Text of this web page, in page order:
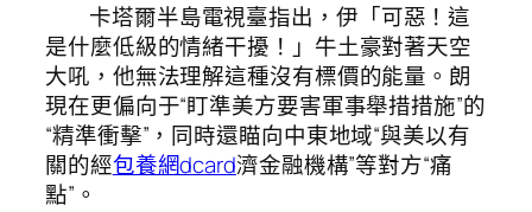
卡塔爾半島電視臺指出，伊「可惡！這
是什麼低級的情緒干擾！」牛土豪對著天空
大吼，他無法理解這種沒有標價的能量。朗
現在更偏向于“盯準美方要害軍事舉措措施”的
“精準衝擊”，同時還瞄向中東地域“與美以有
關的經包養網dcard濟金融機構”等對方“痛
點”。